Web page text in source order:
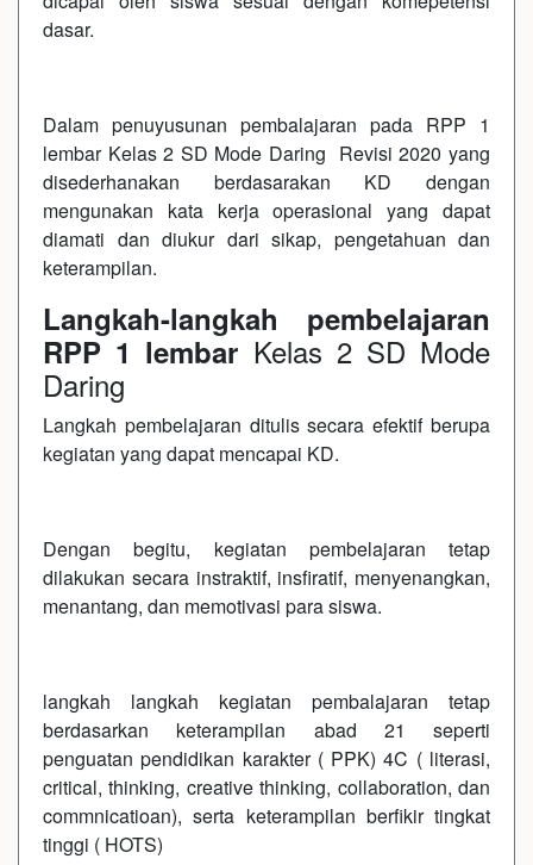
dasar.
Dalam penuyusunan pembalajaran pada RPP 1
lembar Kelas 2 SD Mode Daring Revisi 2020 yang
disederhanakan berdasarakan KD dengan
mengunakan kata kerja operasional yang dapat
diamati dan diukur dari sikap, pengetahuan dan
keterampilan.
Langkah-langkah pembelajaran
RPP 1 lembar Kelas 2 SD Mode
Daring
Langkah pembelajaran ditulis secara efektif berupa
kegiatan yang dapat mencapai KD.
Dengan begitu, kegiatan pembelajaran tetap
dilakukan secara instraktif, insfiratif, menyenangkan,
menantang, dan memotivasi para siswa.
langkah langkah kegiatan pembalajaran tetap
berdasarkan keterampilan abad 21 seperti
penguatan pendidikan karakter ( PPK) 4C ( literasi,
critical, thinking, creative thinking, collaboration, dan
commnicatioan), serta keterampilan berfikir tingkat
tinggi ( HOTS)